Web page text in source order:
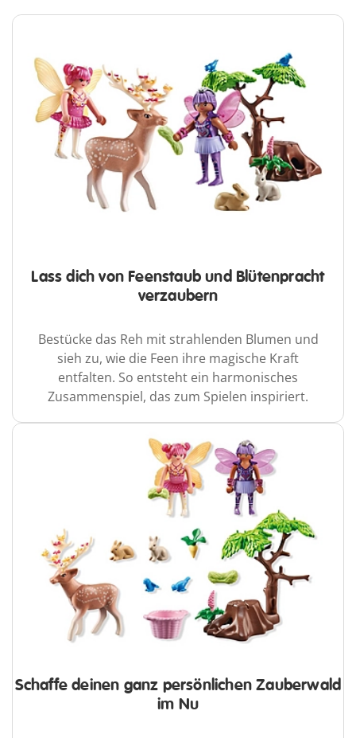
Lass dich von Feenstaub und Blütenpracht
verzaubern
Bestücke das Reh mit strahlenden Blumen und
sieh zu, wie die Feen ihre magische Kraft
entfalten. So entsteht ein harmonisches
Zusammenspiel, das zum Spielen inspiriert.
Schaffe deinen ganz persönlichen Zauberwald
im Nu